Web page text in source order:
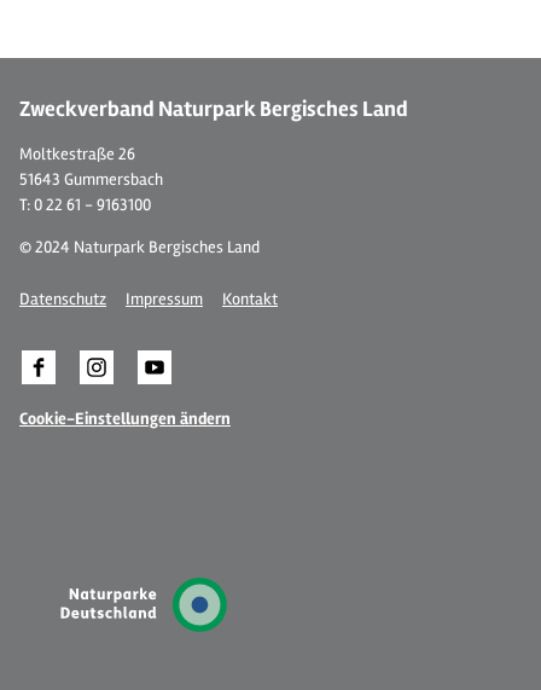
Zweckverband Naturpark Bergisches Land
Moltkestraße 26
51643 Gummersbach
T: 0 22 61 - 9163100
© 2024 Naturpark Bergisches Land
Datenschutz Impressum Kontakt
Cookie-Einstellungen ändern